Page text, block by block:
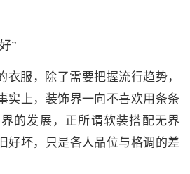
”
衣服，除了需要把握流行趋势，
实上，装饰界一向不喜欢用条条
的发展，正所谓软装搭配无界
好坏，只是各人品位与格调的差